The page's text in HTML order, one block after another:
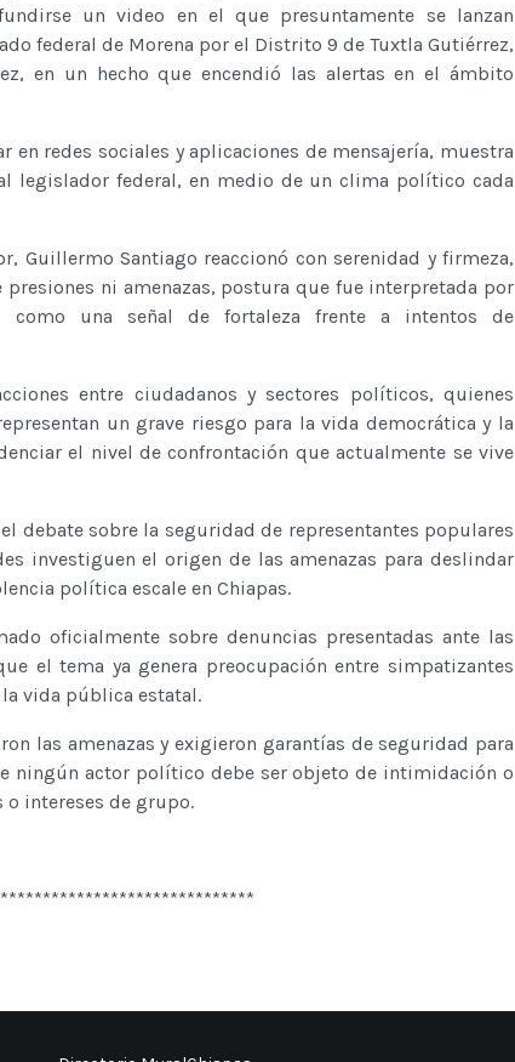
un video en el que presuntamente se lanzan
federal de Morena por el Distrito 9 de Tuxtla Gutiérrez,
en un hecho que encendió las alertas en el ámbito
en redes sociales y aplicaciones de mensajería, muestra
legislador federal, en medio de un clima político cada
Guillermo Santiago reaccionó con serenidad y firmeza,
presiones ni amenazas, postura que fue interpretada por
como una señal de fortaleza frente a intentos de
entre ciudadanos y sectores políticos, quienes
un grave riesgo para la vida democrática y la
el nivel de confrontación que actualmente se vive
debate sobre la seguridad de representantes populares
investiguen el origen de las amenazas para deslindar
política escale en Chiapas.
oficialmente sobre denuncias presentadas ante las
el tema ya genera preocupación entre simpatizantes
vida pública estatal.
las amenazas y exigieron garantías de seguridad para
ningún actor político debe ser objeto de intimidación o
intereses de grupo.